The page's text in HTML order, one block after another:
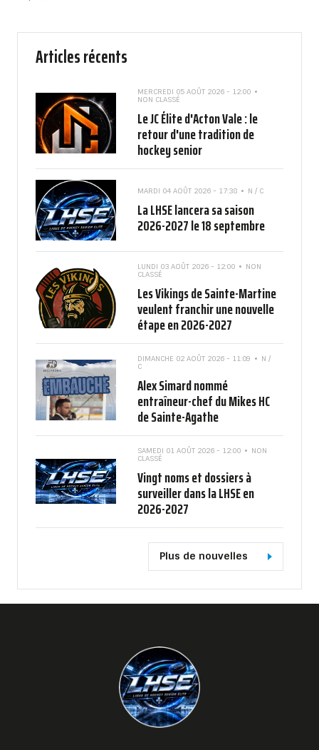
Articles récents
MERCREDI 05 AOÛT 2026 - 12:00
NON CLASSÉ
Le JC Élite d'Acton Vale : le
retour d'une tradition de
hockey senior
MARDI 04 AOÛT 2026 - 17:38 N / C
La LHSE lancera sa saison
2026-2027 le 18 septembre
LUNDI 03 AOÛT 2026 - 12:00
NON
CLASSÉ
Les Vikings de Sainte-Martine
veulent franchir une nouvelle
étape en 2026-2027
DIMANCHE 02 AOÛT 2026 - 11:09
N /
C
Alex Simard nommé
entraîneur-chef du Mikes HC
de Sainte-Agathe
SAMEDI 01 AOÛT 2026 - 12:00
NON
CLASSÉ
Vingt noms et dossiers à
surveiller dans la LHSE en
2026-2027
Plus de nouvelles